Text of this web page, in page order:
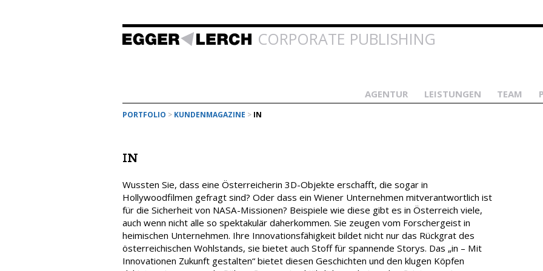
Inhalt
CORPORATE PUBLISHING
AGENTUR LEISTUNGEN TEAM
PORTFOLIO > KUNDENMAGAZINE > IN
IN
Wussten Sie, dass eine Österreicherin 3D-Objekte erschafft, die sogar in
Hollywoodfilmen gefragt sind? Oder dass ein Wiener Unternehmen mitverantwortlich ist
für die Sicherheit von NASA-Missionen? Beispiele wie diese gibt es in Österreich viele,
auch wenn nicht alle so spektakulär daherkommen. Sie zeugen vom Forschergeist in
heimischen Unternehmen. Ihre Innovationsfähigkeit bildet nicht nur das Rückgrat des
österreichischen Wohlstands, sie bietet auch Stoff für spannende Storys. Das „in – Mit
Innovationen Zukunft gestalten“ bietet diesen Geschichten und den klugen Köpfen